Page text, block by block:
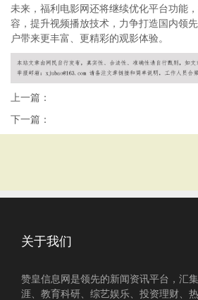
未来，福利电影网还将继续优化平台功能
容，提升视频播放技术，力争打造国内领
户带来更丰富、更精彩的观影体验。
上一篇：
下一篇：
关于我们
赞皇信息网是领先的新闻资讯平台，汇
涯、教育科研、综艺娱乐、投资理财、